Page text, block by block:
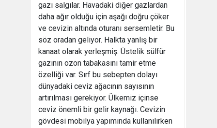
gazı salgılar. Havadaki diğer gazlardan
daha ağır olduğu için aşağı doğru çöker
ve cevizin altında oturanı sersemletir. Bu
söz oradan geliyor. Halkta yanlış bir
kanaat olarak yerleşmiş. Üstelik sülfür
gazının ozon tabakasını tamir etme
özelliği var. Sırf bu sebepten dolayı
dünyadaki ceviz ağacının sayısının
artırılması gerekiyor. Ülkemiz içinse
ceviz önemli bir gelir kaynağı. Cevizin
gövdesi mobilya yapımında kullanılırken